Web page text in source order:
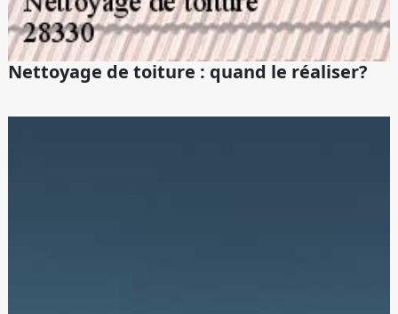
Nettoyage de toiture : quand le réaliser?